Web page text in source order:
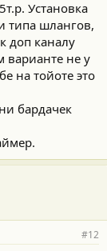
Установка
типа шлангов,
доп каналу
варианте не у
на тойоте это
бардачек
#12